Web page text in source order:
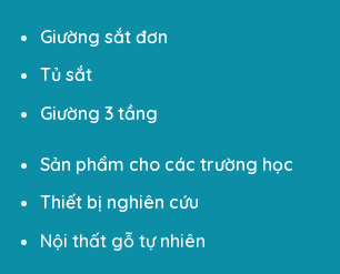
Giường sắt đơn
Tủ sắt
Giường 3 tầng
Sản phẩm cho các trường học
Thiết bị nghiên cứu
Nội thất gỗ tự nhiên